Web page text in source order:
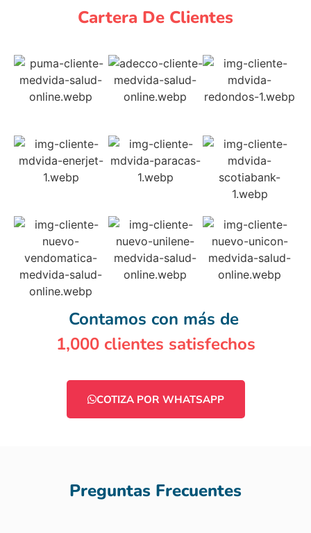
Cartera De Clientes
Contamos con más de
1,000 clientes satisfechos
COTIZA POR WHATSAPP
Preguntas Frecuentes